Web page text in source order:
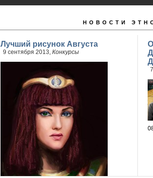
НОВОСТИ
Лучший рисунок Августа
9 сентября 2013, Конкурсы